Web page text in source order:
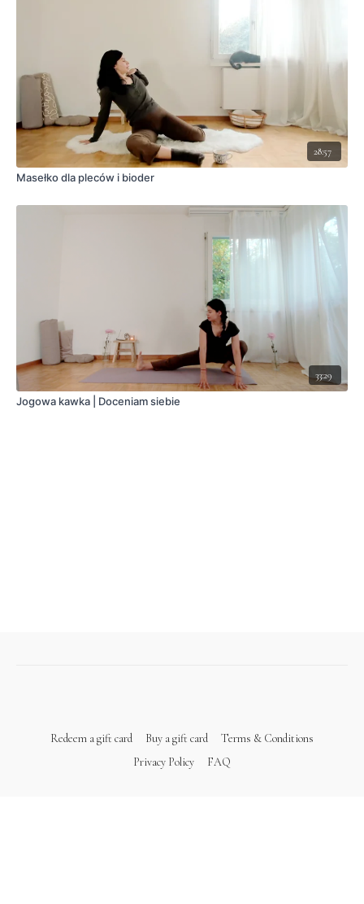
28:57
Masełko dla pleców i bioder
33:29
Jogowa kawka | Doceniam siebie
Redeem a gift card Buy a gift card
Terms & Conditions
Privacy Policy
FAQ